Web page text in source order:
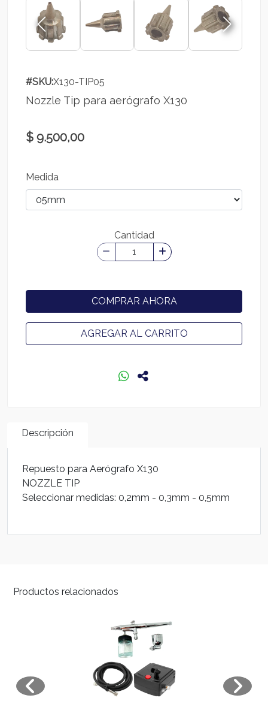
#SKU:X130-TIP05
Nozzle Tip para aerógrafo X130
$ 9.500,00
Medida
Cantidad
COMPRAR AHORA
AGREGAR AL CARRITO
Descripción
Repuesto para Aerógrafo X130
NOZZLE TIP
Seleccionar medidas: 0,2mm - 0,3mm - 0,5mm
Productos relacionados